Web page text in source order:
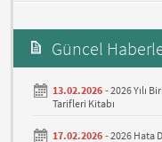
Güncel
13.02.2026 -2026 Yılı
Tarifleri Kitabı
17.02.2026 -2026 Hata